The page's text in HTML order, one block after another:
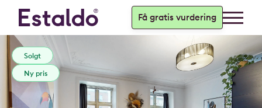
Få gratis vurdering
Solgt
Ny pris